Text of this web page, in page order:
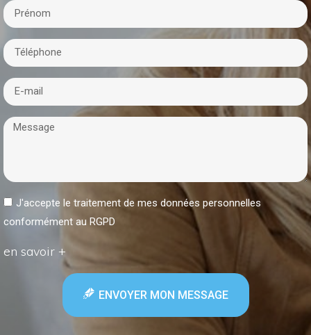
J'accepte le traitement de mes données personnelles
conformément au RGPD
en savoir +
ENVOYER MON MESSAGE